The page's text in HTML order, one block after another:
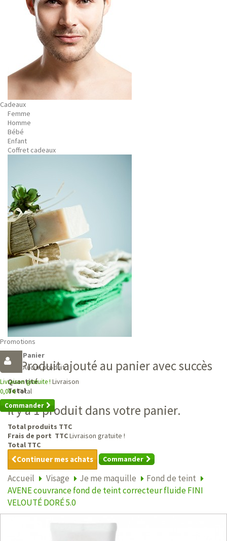
Cadeaux
Femme
Homme
Bébé
Enfant
Coffret cadeaux
Promotions
Panier
Aucun produit
Livraison gratuite ! Livraison
0,00 €Total
Commander
Produit ajouté au panier avec succès
Quantité
Total
Il y a 1 produit dans votre panier.
Total produits TTC
Frais de port TTCLivraison gratuite !
Total TTC
Continuer mes achats Commander
Accueil Visage Je me maquille
Fond de teint
AVENE couvrance fond de teint correcteur fluide FINI
VELOUTÉ DORÉ 5.0